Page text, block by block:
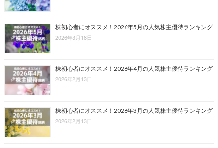
株初心者にオススメ！2026年5月の人気株主優待ランキング
2026年3月18日
株初心者にオススメ！2026年4月の人気株主優待ランキング
2026年2月13日
株初心者にオススメ！2026年3月の人気株主優待ランキング
2026年2月13日